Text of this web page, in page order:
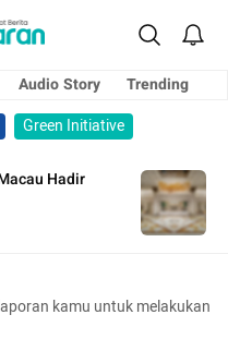
Audio Story
Trending
Green Initiative
Hadir
kamu untuk melakukan